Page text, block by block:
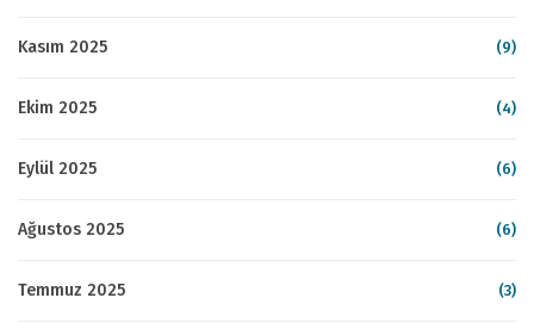
Kasım 2025 (9)
Ekim 2025 (4)
Eylül 2025 (6)
Ağustos 2025 (6)
Temmuz 2025 (3)